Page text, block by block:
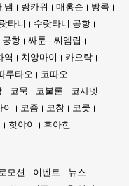
댐 랑카위 매홍손
방콕
타니
수랏타니 공항
공항 싸툰
씨엠립
역 치앙마이
카오락
루타오
코따오
코묵 코불론
코사멧
이 코줌 코창
코쿳
핫야이 후아힌
모션 이벤트
뉴스